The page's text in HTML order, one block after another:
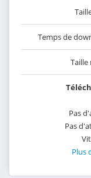
Temps de
Pas
Pas
Plus